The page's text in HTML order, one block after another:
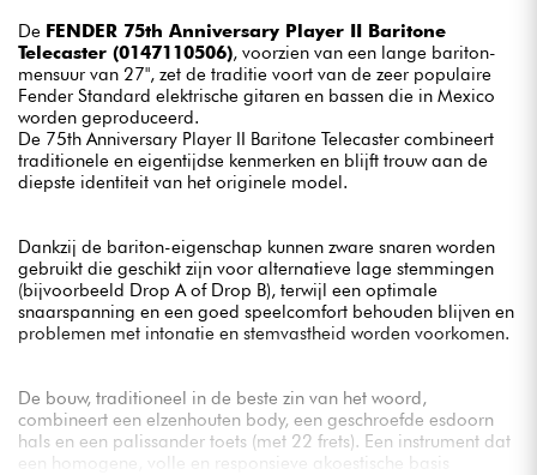
De FENDER 75th Anniversary Player II Baritone
Telecaster (0147110506), voorzien van een lange bariton-
mensuur van 27", zet de traditie voort van de zeer populaire
Fender Standard elektrische gitaren en bassen die in Mexico
worden geproduceerd.
De 75th Anniversary Player II Baritone Telecaster combineert
traditionele en eigentijdse kenmerken en blijft trouw aan de
diepste identiteit van het originele model.
Dankzij de bariton-eigenschap kunnen zware snaren worden
gebruikt die geschikt zijn voor alternatieve lage stemmingen
(bijvoorbeeld Drop A of Drop B), terwijl een optimale
snaarspanning en een goed speelcomfort behouden blijven en
problemen met intonatie en stemvastheid worden voorkomen.
De bouw, traditioneel in de beste zin van het woord,
combineert een elzenhouten body, een geschroefde esdoorn
hals en een palissander toets (met 22 frets). Een instrument dat
een homogene, volle en responsieve akoestische basis